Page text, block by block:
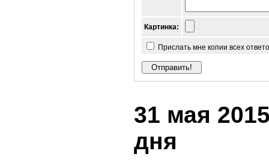
Картинка:
Прислать мне копии всех
31 мая
дня